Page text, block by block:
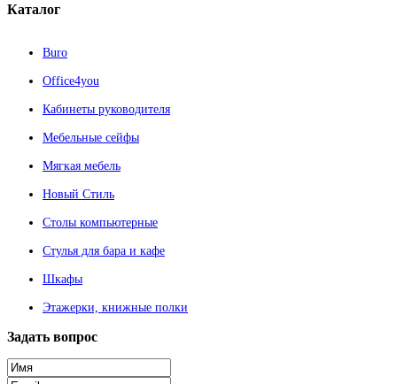
Каталог
Buro
Office4you
Кабинеты руководителя
Мебельные сейфы
Мягкая мебель
Новый Стиль
Столы компьютерные
Стулья для бара и кафе
Шкафы
Этажерки, книжные полки
Задать вопрос